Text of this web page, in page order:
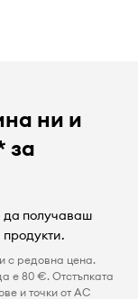
ни и
за
да получаваш
с редовна цена.
е 80 €. Отстъпката
и точки от AC